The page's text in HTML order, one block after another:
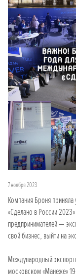
7 ноября 2023
Компания Броня
«Сделано в России
предпринимателей —
свой бизнес, выйти на
Международный
московском «Манеже»